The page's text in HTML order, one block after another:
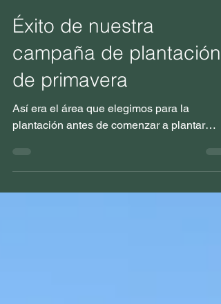
12 ene 4 min de lectura
Éxito de nuestra
campaña de plantación
Así era el área que elegimos para la